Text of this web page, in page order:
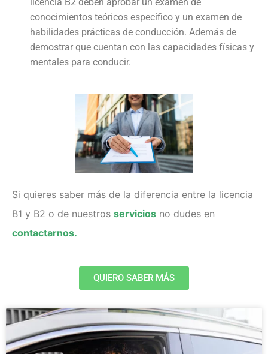
conocimientos teóricos específico y un examen de
habilidades prácticas de conducción. Además de
demostrar que cuentan con las capacidades físicas y
mentales para conducir.
Si quieres saber más de la diferencia entre la licencia
B1 y B2 o de nuestros servicios no dudes en
contactarnos.
QUIERO SABER MÁS